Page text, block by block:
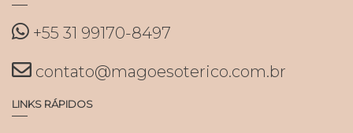
+55 31 99170-8497
contato@magoesoterico.com.br
LINKS RÁPIDOS